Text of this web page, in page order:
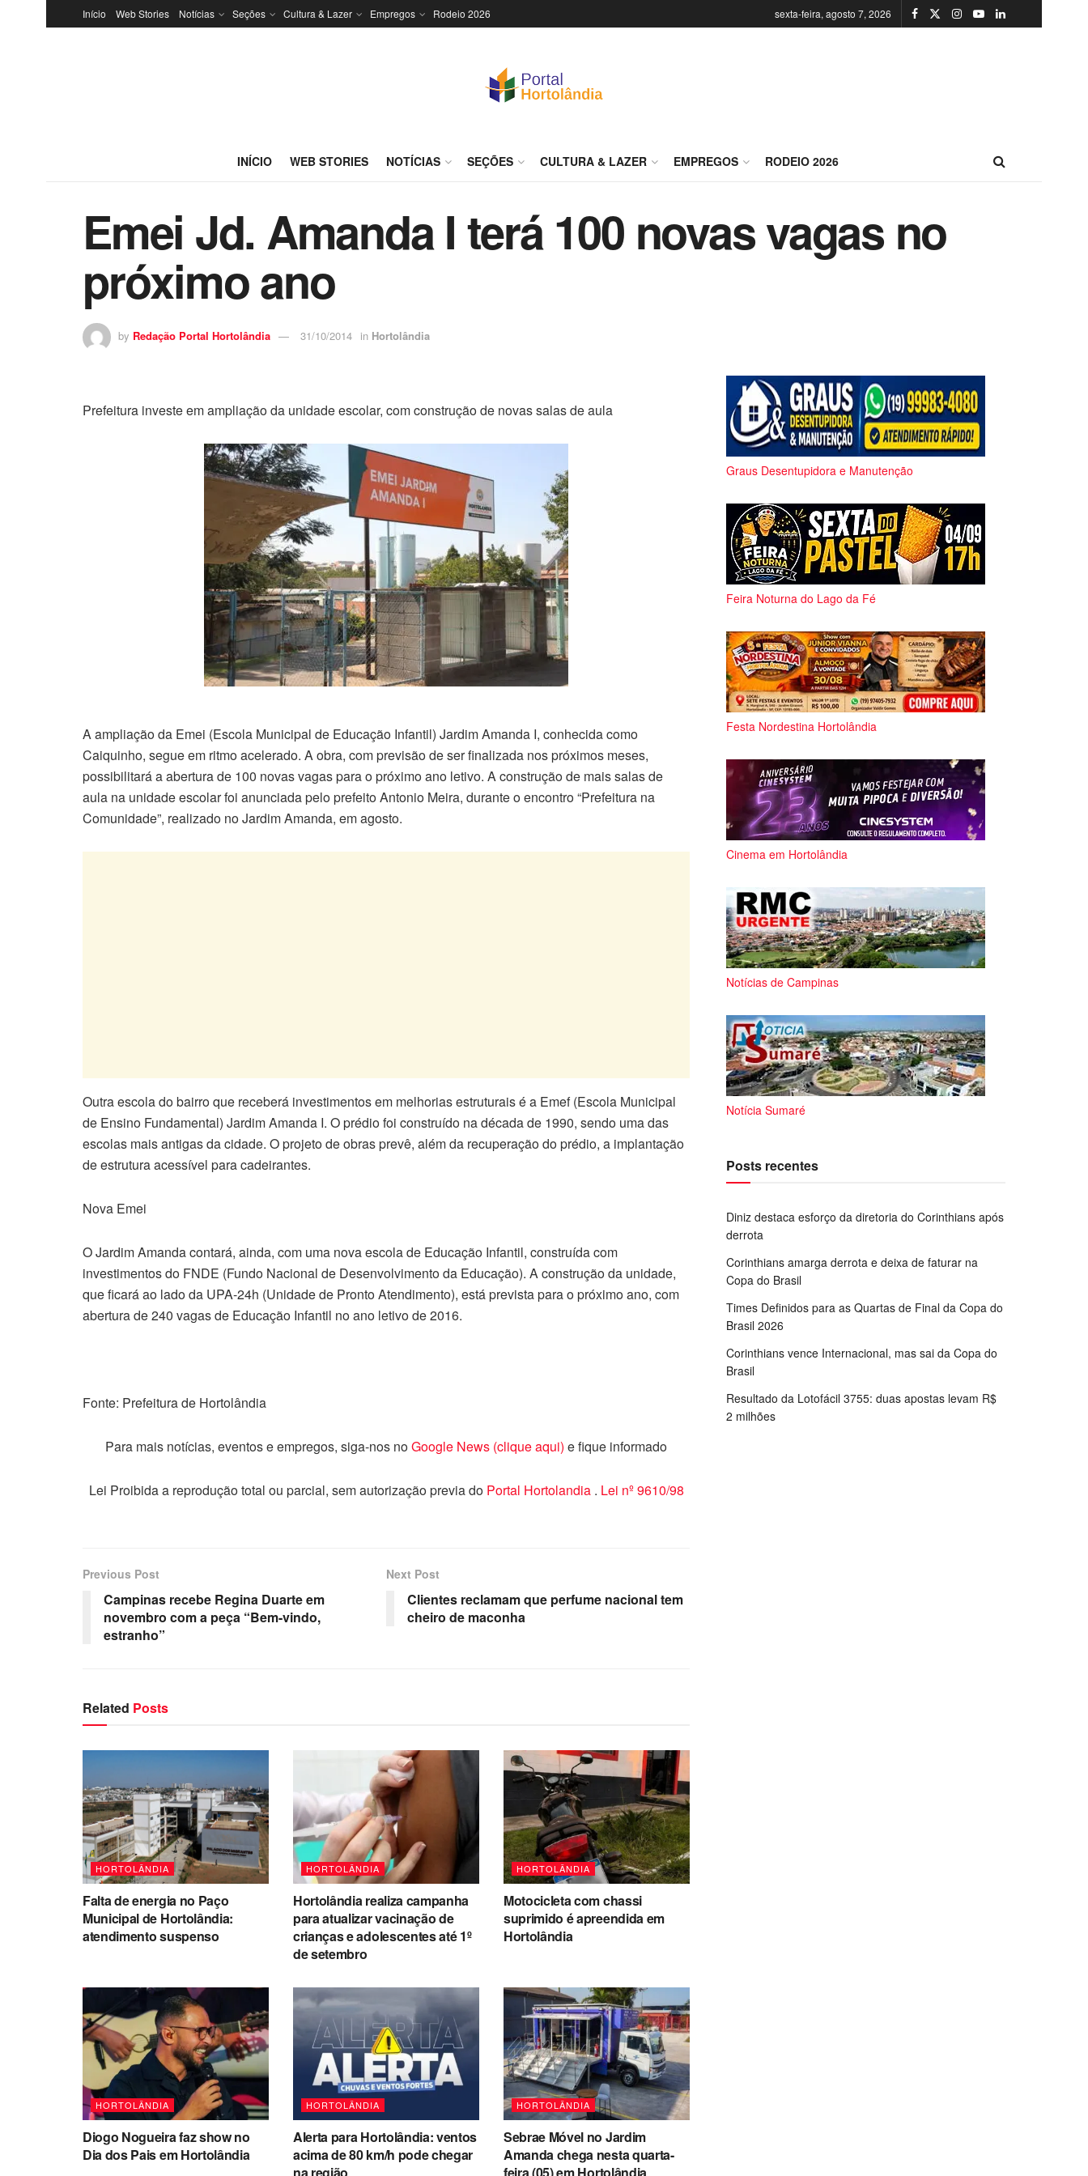
Início Web Stories Notícias Seções Cultura & Lazer Empregos Rodeio 2026 sexta-feira, agosto 7, 2026
INÍCIO WEB STORIES NOTÍCIAS SEÇÕES CULTURA & LAZER EMPREGOS RODEIO 2026
Emei Jd. Amanda I terá 100 novas vagas no
próximo ano
by Redação Portal Hortolândia 31/10/2014 in Hortolândia
Prefeitura investe em ampliação da unidade escolar, com construção de novas salas de aula
A ampliação da Emei (Escola Municipal de Educação Infantil) Jardim Amanda I, conhecida como
Caiquinho, segue em ritmo acelerado. A obra, com previsão de ser finalizada nos próximos meses,
possibilitará a abertura de 100 novas vagas para o próximo ano letivo. A construção de mais salas de
aula na unidade escolar foi anunciada pelo prefeito Antonio Meira, durante o encontro “Prefeitura na
Comunidade”, realizado no Jardim Amanda, em agosto.
Outra escola do bairro que receberá investimentos em melhorias estruturais é a Emef (Escola Municipal
de Ensino Fundamental) Jardim Amanda I. O prédio foi construído na década de 1990, sendo uma das
escolas mais antigas da cidade. O projeto de obras prevê, além da recuperação do prédio, a implantação
de estrutura acessível para cadeirantes.
Nova Emei
O Jardim Amanda contará, ainda, com uma nova escola de Educação Infantil, construída com
investimentos do FNDE (Fundo Nacional de Desenvolvimento da Educação). A construção da unidade,
que ficará ao lado da UPA-24h (Unidade de Pronto Atendimento), está prevista para o próximo ano, com
abertura de 240 vagas de Educação Infantil no ano letivo de 2016.
Fonte: Prefeitura de Hortolândia
Para mais notícias, eventos e empregos, siga-nos noGoogle News (clique aqui) e fique informado
Lei Proibida a reprodução total ou parcial, sem autorização previa do Portal Hortolandia . Lei nº 9610/98
Previous Post
Campinas recebe Regina Duarte em
novembro com a peça “Bem-vindo,
estranho”
Next Post
Clientes reclamam que perfume nacional tem
cheiro de maconha
Related Posts
HORTOLÂNDIA
Falta de energia no Paço
Municipal de Hortolândia:
atendimento suspenso
HORTOLÂNDIA
Hortolândia realiza campanha
para atualizar vacinação de
crianças e adolescentes até 1º
de setembro
HORTOLÂNDIA
Motocicleta com chassi
suprimido é apreendida em
Hortolândia
HORTOLÂNDIA
Diogo Nogueira faz show no
Dia dos Pais em Hortolândia
HORTOLÂNDIA
Alerta para Hortolândia: ventos
acima de 80 km/h pode chegar
HORTOLÂNDIA
Sebrae Móvel no Jardim
Amanda chega nesta quarta-
Graus Desentupidora e Manutenção
Feira Noturna do Lago da Fé
Festa Nordestina Hortolândia
Cinema em Hortolândia
Notícias de Campinas
Notícia Sumaré
Posts recentes
Diniz destaca esforço da diretoria do Corinthians após
derrota
Corinthians amarga derrota e deixa de faturar na
Copa do Brasil
Times Definidos para as Quartas de Final da Copa do
Brasil 2026
Corinthians vence Internacional, mas sai da Copa do
Brasil
Resultado da Lotofácil 3755: duas apostas levam R$
2 milhões